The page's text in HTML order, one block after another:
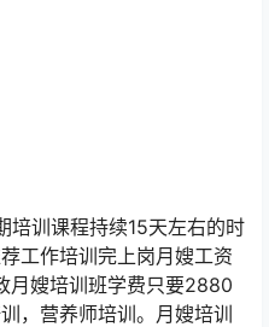
培训课程持续15天左右的时
工作培训完上岗月嫂工资
月嫂培训班学费只要2880
，营养师培训。月嫂培训